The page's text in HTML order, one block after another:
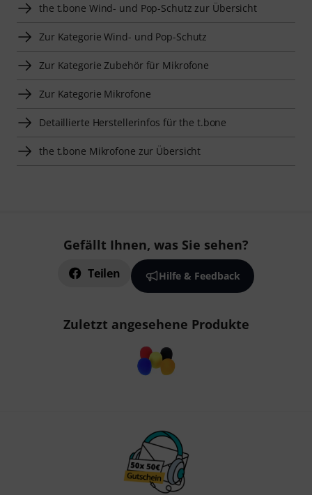
the t.bone Wind- und Pop-Schutz zur Übersicht
Zur Kategorie Wind- und Pop-Schutz
Zur Kategorie Zubehör für Mikrofone
Zur Kategorie Mikrofone
Detaillierte Herstellerinfos für the t.bone
the t.bone Mikrofone zur Übersicht
Gefällt Ihnen, was Sie sehen?
Teilen Hilfe & Feedback
Zuletzt angesehene Produkte